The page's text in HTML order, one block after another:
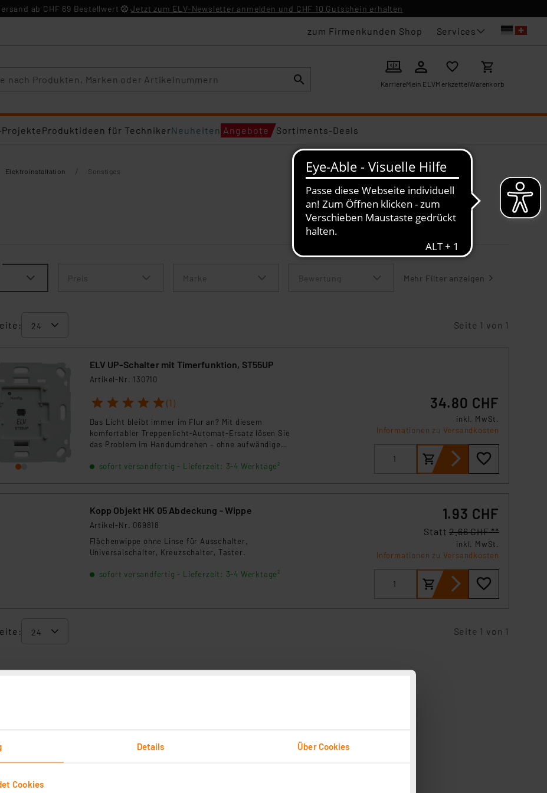
Details Über Cookies
Cookies
ab CHF 69 Bestellwert Jetzt zum ELV-Newsletter anmelden und CHF 10 Gutschein erhalten
zum Firmenkunden Shop Services
KarriereMein ELVMerkzettelWarenkorb
Produktideen für TechnikerNeuheiten Angebote Sortiments-Deals
Elektroinstallation / Sonstiges
Preis Marke Bewertung Mehr Filter anzeigen
Seite 1 von 1
ELV UP-Schalter mit Timerfunktion, ST55UP
Artikel-Nr. 130710
1 2 3 4 5 (1)
Das Licht bleibt immer im Flur an? Mit diesem
komfortabler Treppenlicht-Automat-Ersatz lösen Sie
das Problem im Handumdrehen – ohne aufwändige
Sicherungskasten. Der UP-Timer ist dank passender
sofort versandfertig - Lieferzeit: 3-4 Werktage²
34.80 CHF
inkl. MwSt.
Informationen zu Versandkosten
Kopp Objekt HK 05 Abdeckung - Wippe
Artikel-Nr. 069818
Flächenwippe ohne Linse für Ausschalter,
Universalschalter, Kreuzschalter, Taster.
sofort versandfertig - Lieferzeit: 3-4 Werktage²
1.93 CHF
Statt2.66 CHF **
inkl. MwSt.
Informationen zu Versandkosten
Seite 1 von 1